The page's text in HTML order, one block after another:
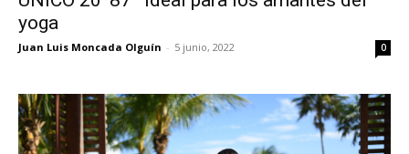
yoga
Juan Luis Moncada Olguín - 5 junio, 2022 0